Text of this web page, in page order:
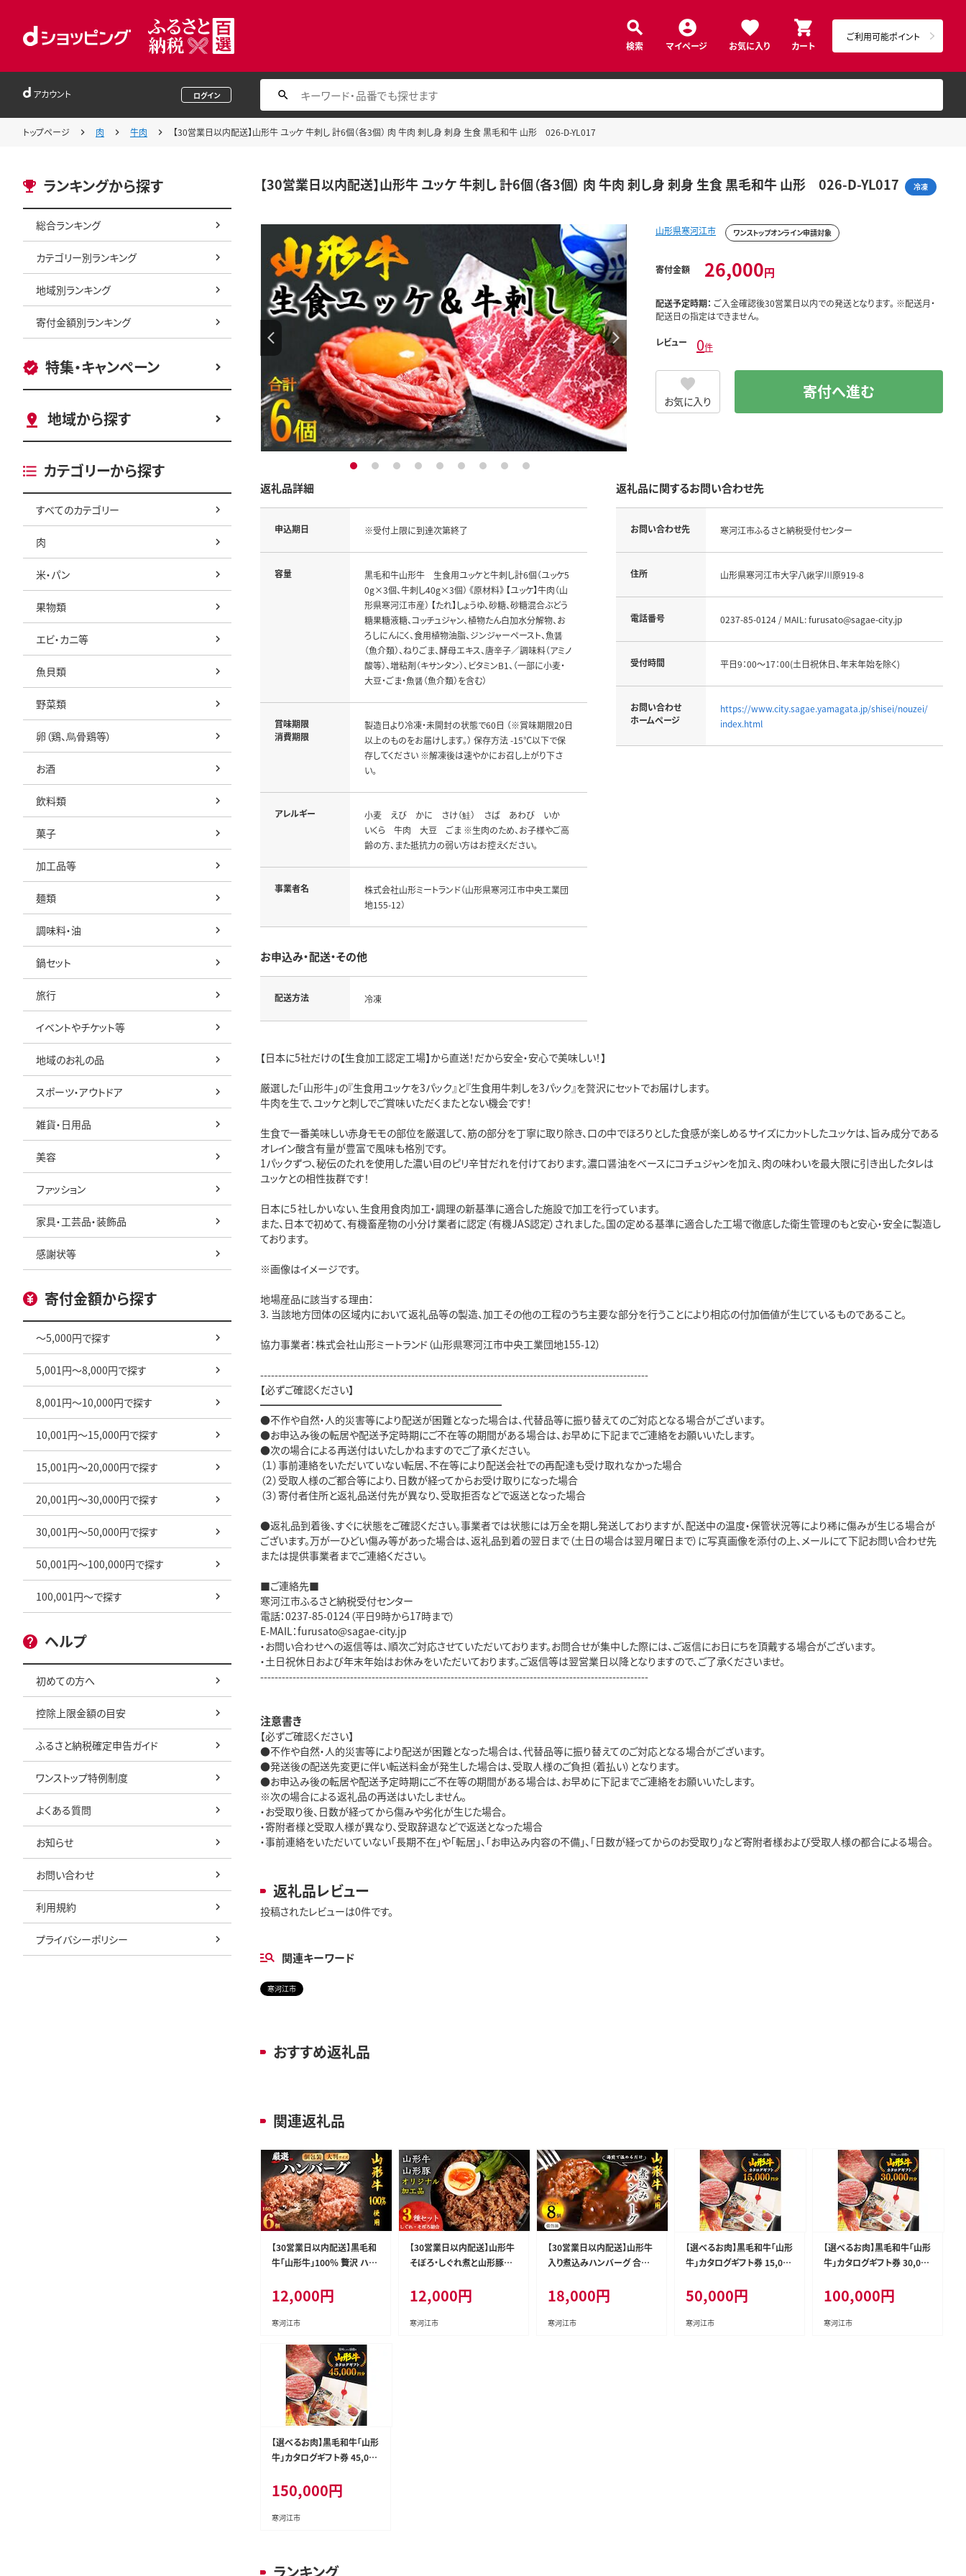
検索 マイページ お気に入り カート
ご利用可能ポイント
アカウント ログイン
トップページ 肉 牛肉 【30営業日以内配送】山形牛 ユッケ 牛刺し 計6個（各3個） 肉 牛肉 刺し身 刺身 生食 黒毛和牛 山形 026-D-YL017
ランキングから探す
総合ランキング
カテゴリー別ランキング
地域別ランキング
寄付金額別ランキング
特集・キャンペーン
地域から探す
カテゴリーから探す
すべてのカテゴリー
肉
米・パン
果物類
エビ・カニ等
魚貝類
野菜類
卵（鶏、烏骨鶏等）
お酒
飲料類
菓子
加工品等
麺類
調味料・油
鍋セット
旅行
イベントやチケット等
地域のお礼の品
スポーツ・アウトドア
雑貨・日用品
美容
ファッション
家具・工芸品・装飾品
感謝状等
寄付金額から探す
～5,000円で探す
5,001円～8,000円で探す
8,001円～10,000円で探す
10,001円～15,000円で探す
15,001円～20,000円で探す
20,001円～30,000円で探す
30,001円～50,000円で探す
50,001円～100,000円で探す
100,001円～で探す
ヘルプ
初めての方へ
控除上限金額の目安
ふるさと納税確定申告ガイド
ワンストップ特例制度
よくある質問
お知らせ
お問い合わせ
利用規約
プライバシーポリシー
【30営業日以内配送】山形牛 ユッケ 牛刺し 計6個（各3個） 肉 牛肉 刺し身 刺身 生食 黒毛和牛 山形 026-D-YL017 冷凍
1 2 3 4 5 6 7 8 9
山形県寒河江市 ワンストップオンライン申請対象
寄付金額 26,000円
配送予定時期： ご入金確認後30営業日以内での発送となります。 ※配送月・
配送日の指定はできません。
レビュー 0件
お気に入り 寄付へ進む
返礼品詳細
申込期日 ※受付上限に到達次第終了
容量
黒毛和牛山形牛 生食用ユッケと牛刺し計6個（ユッケ5
0g×3個、牛刺し40g×3個） 《原材料》 【ユッケ】牛肉（山
形県寒河江市産） 【たれ】しょうゆ、砂糖、砂糖混合ぶどう
糖果糖液糖、コッチュジャン、植物たん白加水分解物、お
ろしにんにく、食用植物油脂、ジンジャーペースト、魚醤
（魚介類）、ねりごま、酵母エキス、唐辛子／調味料（アミノ
酸等）、増粘剤（キサンタン）、ビタミンB1、（一部に小麦・
大豆・ごま・魚醤（魚介類）を含む）
賞味期限
消費期限
製造日より冷凍・未開封の状態で60日 （※賞味期限20日
以上のものをお届けします。） 保存方法 -15℃以下で保
存してください ※解凍後は速やかにお召し上がり下さ
い。
アレルギー
小麦 えび かに さけ（鮭） さば あわび いか
いくら 牛肉 大豆 ごま ※生肉のため、お子様やご高
齢の方、また抵抗力の弱い方はお控えください。
事業者名
株式会社山形ミートランド（山形県寒河江市中央工業団
地155-12）
お申込み・配送・その他
配送方法 冷凍
返礼品に関するお問い合わせ先
お問い合わせ先 寒河江市ふるさと納税受付センター
住所 山形県寒河江市大字八鍬字川原919-8
電話番号 0237-85-0124 / MAIL: furusato@sagae-city.jp
受付時間 平日9：00～17：00(土日祝休日、年末年始を除く)
お問い合わせ
ホームページ
https://www.city.sagae.yamagata.jp/shisei/nouzei/
index.html
【日本に5社だけの【生食加工認定工場】から直送！だから安全・安心で美味しい！】
厳選した「山形牛」の『生食用ユッケを3パック』と『生食用牛刺しを3パック』を贅沢にセットでお届けします。
牛肉を生で、ユッケと刺しでご賞味いただくまたとない機会です！
生食で一番美味しい赤身モモの部位を厳選して、筋の部分を丁寧に取り除き、口の中でほろりとした食感が楽しめるサイズにカットしたユッケは、旨み成分である
オレイン酸含有量が豊富で風味も格別です。
1パックずつ、秘伝のたれを使用した濃い目のピリ辛甘だれを付けております。濃口醤油をベースにコチュジャンを加え、肉の味わいを最大限に引き出したタレは
ユッケとの相性抜群です！
日本に５社しかいない、生食用食肉加工・調理の新基準に適合した施設で加工を行っています。
また、日本で初めて、有機畜産物の小分け業者に認定（有機JAS認定）されました。国の定める基準に適合した工場で徹底した衛生管理のもと安心・安全に製造し
ております。
※画像はイメージです。
地場産品に該当する理由：
3. 当該地方団体の区域内において返礼品等の製造、加工その他の工程のうち主要な部分を行うことにより相応の付加価値が生じているものであること。
協力事業者：株式会社山形ミートランド（山形県寒河江市中央工業団地155-12）
------------------------------------------------------------------------------------------------------------
【必ずご確認ください】
━━━━━━━━━━━━━━━━━━━━━━━━
●不作や自然・人的災害等により配送が困難となった場合は、代替品等に振り替えてのご対応となる場合がございます。
●お申込み後の転居や配送予定時期にご不在等の期間がある場合は、お早めに下記までご連絡をお願いいたします。
●次の場合による再送付はいたしかねますのでご了承ください。
（１）事前連絡をいただいていない転居、不在等により配送会社での再配達も受け取れなかった場合
（２）受取人様のご都合等により、日数が経ってからお受け取りになった場合
（３）寄付者住所と返礼品送付先が異なり、受取拒否などで返送となった場合
●返礼品到着後、すぐに状態をご確認ください。事業者では状態には万全を期し発送しておりますが、配送中の温度・保管状況等により稀に傷みが生じる場合が
ございます。万が一ひどい傷み等があった場合は、返礼品到着の翌日まで（土日の場合は翌月曜日まで）に写真画像を添付の上、メールにて下記お問い合わせ先
または提供事業者までご連絡ください。
■ご連絡先■
寒河江市ふるさと納税受付センター
電話：0237-85-0124（平日9時から17時まで）
E-MAIL：furusato@sagae-city.jp
・お問い合わせへの返信等は、順次ご対応させていただいております。お問合せが集中した際には、ご返信にお日にちを頂戴する場合がございます。
・土日祝休日および年末年始はお休みをいただいております。ご返信等は翌営業日以降となりますので、ご了承くださいませ。
------------------------------------------------------------------------------------------------------------
注意書き
【必ずご確認ください】
●不作や自然・人的災害等により配送が困難となった場合は、代替品等に振り替えてのご対応となる場合がございます。
●発送後の配送先変更に伴い転送料金が発生した場合は、受取人様のご負担（着払い）となります。
●お申込み後の転居や配送予定時期にご不在等の期間がある場合は、お早めに下記までご連絡をお願いいたします。
※次の場合による返礼品の再送はいたしません。
・お受取り後、日数が経ってから傷みや劣化が生じた場合。
・寄附者様と受取人様が異なり、受取辞退などで返送となった場合
・事前連絡をいただいていない「長期不在」や「転居」、「お申込み内容の不備」、「日数が経ってからのお受取り」など寄附者様および受取人様の都合による場合。
返礼品レビュー
投稿されたレビューは0件です。
関連キーワード
寒河江市
おすすめ返礼品
関連返礼品
【30営業日以内配送】黒毛和
牛「山形牛」100％ 贅沢 ハン
料なし】 012-D-YL002
12,000円
寒河江市
【30営業日以内配送】山形牛
そぼろ・しぐれ煮と山形豚そ
材のみ】 012-D-YL003
12,000円
寒河江市
【30営業日以内配送】山形牛
入り煮込みハンバーグ 合計
で温めるだけ！ 《肉の魅力を
引き出す特製デミグラス》 0
18-D-YL015
18,000円
寒河江市
【選べるお肉】黒毛和牛「山形
牛」カタログギフト券 15,000
すき焼き すきやき しゃぶしゃ
ぶ ステーキ 焼肉 焼き肉 肩
ロース モモ サーロイン ヒレ
50,000円
寒河江市
【選べるお肉】黒毛和牛「山形
牛」カタログギフト券 30,000
肉 すき焼き すきやき しゃぶし
ゃぶ ステーキ 焼肉 焼き肉 肩
ロース モモ サーロイン ヒレ
100,000円
寒河江市
【選べるお肉】黒毛和牛「山形
牛」カタログギフト券 45,000
肉 すき焼き すきやき しゃぶし
ゃぶ ステーキ 焼肉 焼き肉 肩
ロース モモ サーロイン ヒレ
150,000円
寒河江市